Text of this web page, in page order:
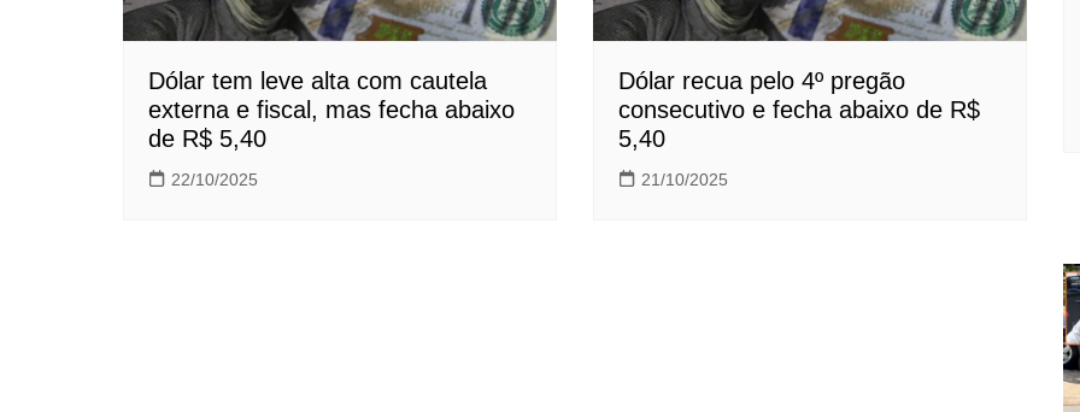
Dólar tem leve alta com cautela
externa e fiscal, mas fecha abaixo
de R$ 5,40
22/10/2025
Dólar recua pelo 4º pregão
consecutivo e fecha abaixo de R$
5,40
21/10/2025